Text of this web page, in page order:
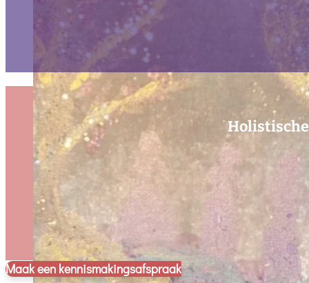
Maak een kennismakingsafspraak